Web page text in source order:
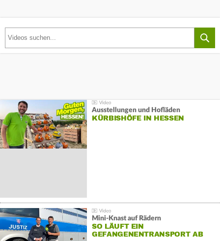
Ausstellungen und Hofläden
KÜRBISHÖFE IN HESSEN
Mini-Knast auf Rädern
SO LÄUFT EIN
GEFANGENENTRANSPORT AB